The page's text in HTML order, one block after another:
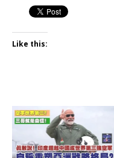
Like this: